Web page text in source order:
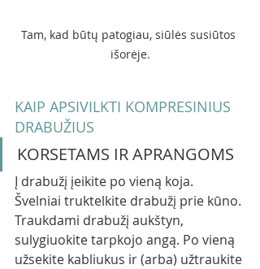
Tam, kad būtų patogiau, siūlės susiūtos
išorėje.
KAIP APSIVILKTI KOMPRESINIUS
DRABUŽIUS
KORSETAMS IR APRANGOMS
Į drabužį įeikite po vieną koja.
Švelniai truktelkite drabužį prie kūno.
Traukdami drabužį aukštyn,
sulygiuokite tarpkojo angą. Po vieną
užsekite kabliukus ir (arba) užtraukite